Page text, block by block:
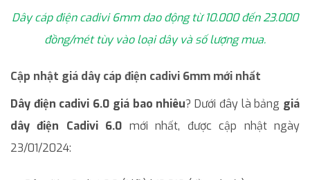
Dây cáp điện cadivi 6mm dao động từ 10.000 đến 23.000
đồng/mét tùy vào loại dây và số lượng mua.
Cập nhật giá dây cáp điện cadivi 6mm mới nhất
Dây điện cadivi 6.0 giá bao nhiêu? Dưới đây là bảng giá
dây điện Cadivi 6.0 mới nhất, được cập nhật ngày
23/01/2024: